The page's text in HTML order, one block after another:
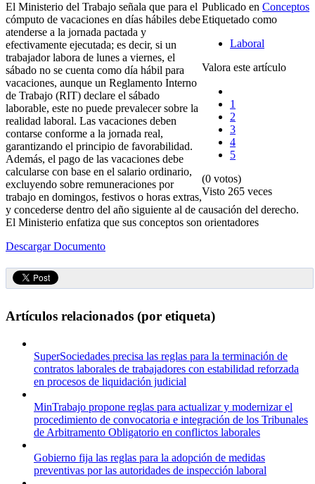
Publicado en Conceptos
Etiquetado como
Laboral
Valora este artículo
1
2
3
4
5
(0 votos)
Visto 265 veces
El Ministerio del Trabajo señala que para el
cómputo de vacaciones en días hábiles debe
atenderse a la jornada pactada y
efectivamente ejecutada; es decir, si un
trabajador labora de lunes a viernes, el
sábado no se cuenta como día hábil para
vacaciones, aunque un Reglamento Interno
de Trabajo (RIT) declare el sábado
laborable, este no puede prevalecer sobre la
realidad laboral. Las vacaciones deben
contarse conforme a la jornada real,
garantizando el principio de favorabilidad.
Además, el pago de las vacaciones debe
calcularse con base en el salario ordinario,
excluyendo sobre remuneraciones por
trabajo en domingos, festivos o horas extras,
y concederse dentro del año siguiente al de causación del derecho.
El Ministerio enfatiza que sus conceptos son orientadores
Descargar Documento
Artículos relacionados (por etiqueta)
SuperSociedades precisa las reglas para la terminación de
contratos laborales de trabajadores con estabilidad reforzada
en procesos de liquidación judicial
MinTrabajo propone reglas para actualizar y modernizar el
procedimiento de convocatoria e integración de los Tribunales
de Arbitramento Obligatorio en conflictos laborales
Gobierno fija las reglas para la adopción de medidas
preventivas por las autoridades de inspección laboral